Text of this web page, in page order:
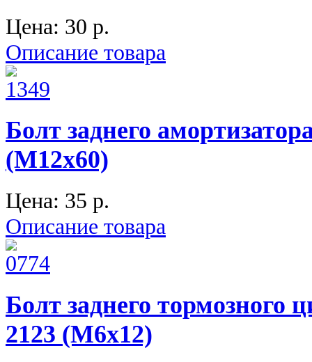
Цена: 30 p.
Описание товара
Болт заднего
(М12х60)
Цена: 35 p.
Описание товара
Болт заднего тормозного
2123 (М6х12)